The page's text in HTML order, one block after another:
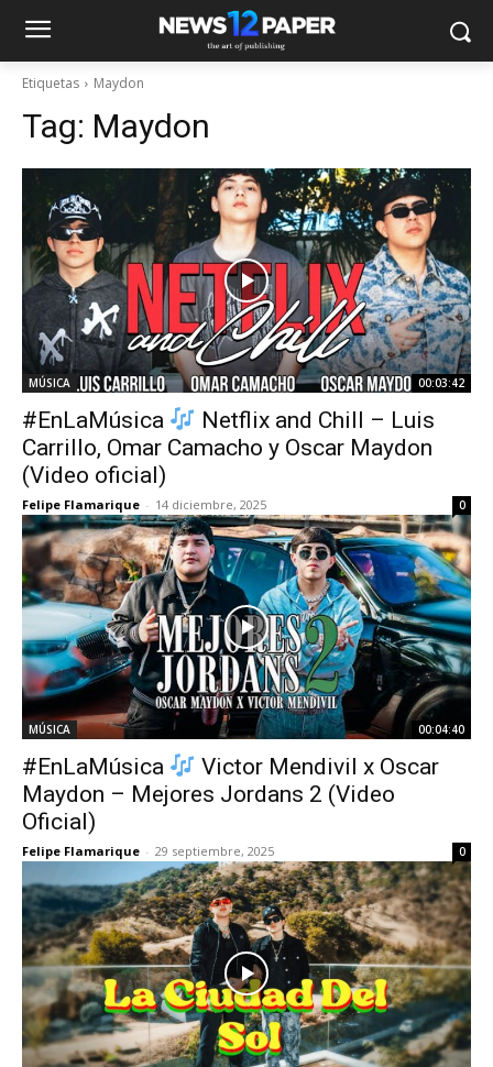
Etiquetas Maydon
Tag: Maydon
MÚSICA 00:03:42
#EnLaMúsica
Netflix and Chill – Luis
Carrillo, Omar Camacho y Oscar Maydon
(Video oficial)
Felipe Flamarique - 14 diciembre, 2025 0
MÚSICA 00:04:40
#EnLaMúsica
Victor Mendivil x Oscar
Maydon – Mejores Jordans 2 (Video
Oficial)
Felipe Flamarique - 29 septiembre, 2025 0